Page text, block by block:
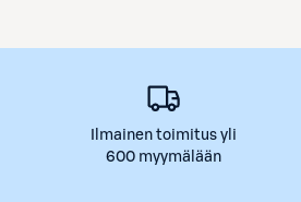
Ilmainen toimitus yli
600 myymälään